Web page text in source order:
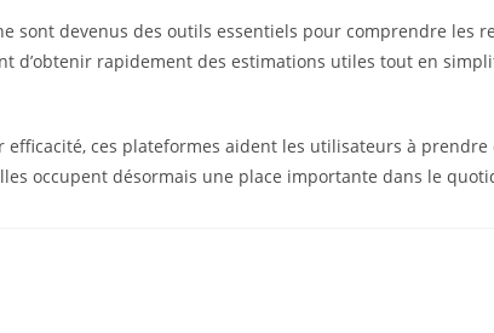
sont devenus des outils essentiels pour comprendre les
d’obtenir rapidement des estimations utiles tout en
efficacité, ces plateformes aident les utilisateurs à
occupent désormais une place importante dans le